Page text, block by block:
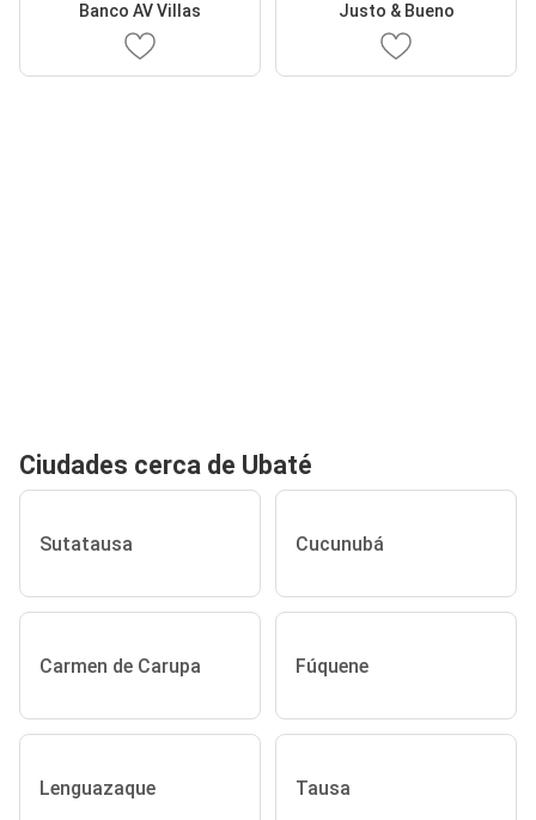
Banco AV Villas Justo & Bueno
Ciudades cerca de Ubaté
Sutatausa Cucunubá
Carmen de Carupa Fúquene
Lenguazaque Tausa